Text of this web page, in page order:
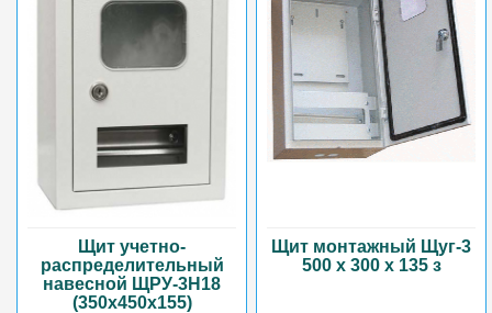
Щит учетно-
распределительный
навесной ЩРУ-3Н18
(350х450х155)
Щит монтажный Щуг-3
500 х 300 х 135 з